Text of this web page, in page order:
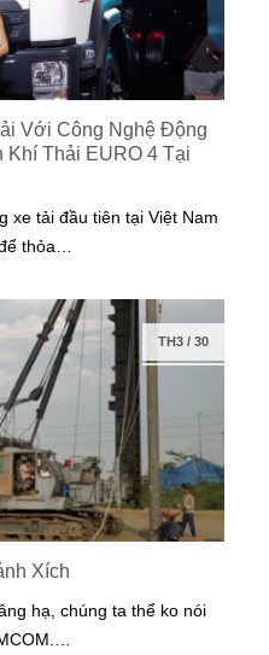
Với Công Nghệ Động
Thải EURO 4 Tại
xe tải đầu tiên tại Việt Nam
thỏa…
TH3/ 30
Xích
hạ, chúng ta thể ko nói